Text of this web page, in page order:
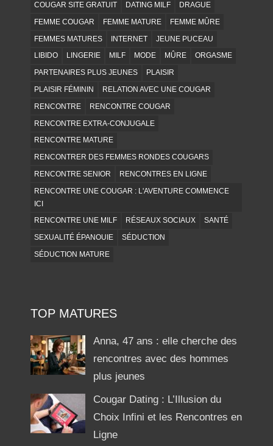
COUGAR SITE GRATUIT
DATING MILF
DRAGUE
FEMME COUGAR
FEMME MATURE
FEMME MÛRE
FEMMES MATURES
INTERNET
JEUNE PUCEAU
LIBIDO
LINGERIE MILF MODE MÛRE
ORGASME
PARTENAIRES PLUS JEUNES
PLAISIR
PLAISIR FÉMININ
RELATION AVEC UNE COUGAR
RENCONTRE
RENCONTRE COUGAR
RENCONTRE EXTRA-CONJUGALE
RENCONTRE MATURE
RENCONTRER DES FEMMES RONDES COUGARS
RENCONTRE SENIOR
RENCONTRES EN LIGNE
RENCONTRE UNE COUGAR : L'AVENTURE COMMENCE
ICI
RENCONTRE UNE MILF
RÉSEAUX SOCIAUX
SANTÉ
SEXUALITÉ ÉPANOUIE
SÉDUCTION
SÉDUCTION MATURE
TOP MATURES
Anna, 47 ans : elle cherche des
rencontres avec des hommes
plus jeunes
Cougar Dating : L’Illusion du
Choix Infini et les Rencontres en
Ligne